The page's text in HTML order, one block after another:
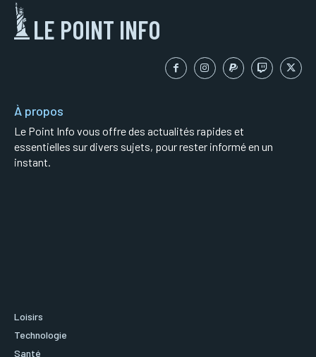
LE POINT INFO
À propos
Le Point Info vous offre des actualités rapides et
essentielles sur divers sujets, pour rester informé en un
instant.
Loisirs
Technologie
Santé